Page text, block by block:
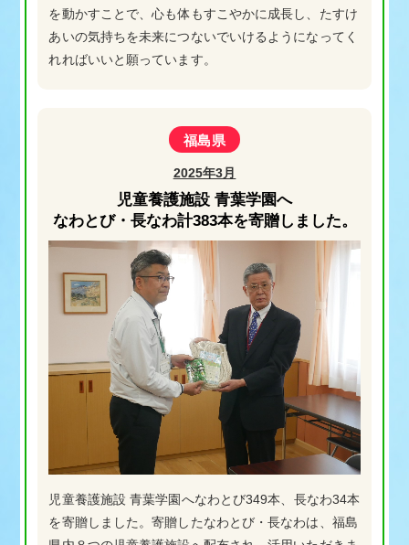
を動かすことで、心も体もすこやかに成長し、たすけ
あいの気持ちを未来につないでいけるようになってく
れればいいと願っています。
福島県
2025年3月
児童養護施設 青葉学園へ
なわとび・長なわ計383本を寄贈しました。
児童養護施設 青葉学園へなわとび349本、長なわ34本
を寄贈しました。寄贈したなわとび・長なわは、福島